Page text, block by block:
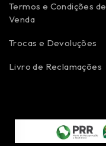
Termos e Condições de
Venda
Trocas e Devoluções
Livro de Reclamações